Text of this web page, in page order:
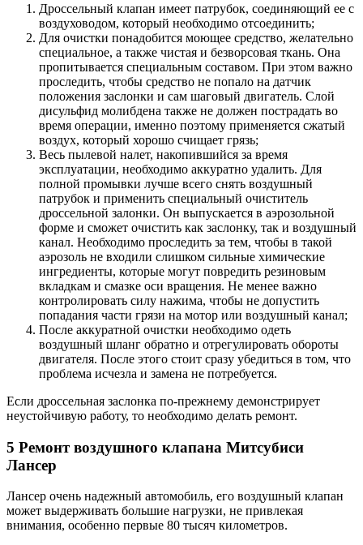
Дроссельный клапан имеет патрубок, соединяющий ее с
воздуховодом, который необходимо отсоединить;
Для очистки понадобится моющее средство, желательно
специальное, а также чистая и безворсовая ткань. Она
пропитывается специальным составом. При этом важно
проследить, чтобы средство не попало на датчик
положения заслонки и сам шаговый двигатель. Слой
дисульфид молибдена также не должен пострадать во
время операции, именно поэтому применяется сжатый
воздух, который хорошо счищает грязь;
Весь пылевой налет, накопившийся за время
эксплуатации, необходимо аккуратно удалить. Для
полной промывки лучше всего снять воздушный
патрубок и применить специальный очиститель
дроссельной залонки. Он выпускается в аэрозольной
форме и сможет очистить как заслонку, так и воздушный
канал. Необходимо проследить за тем, чтобы в такой
аэрозоль не входили слишком сильные химические
ингредиенты, которые могут повредить резиновым
вкладкам и смазке оси вращения. Не менее важно
контролировать силу нажима, чтобы не допустить
попадания части грязи на мотор или воздушный канал;
После аккуратной очистки необходимо одеть
воздушный шланг обратно и отрегулировать обороты
двигателя. После этого стоит сразу убедиться в том, что
проблема исчезла и замена не потребуется.
Если дроссельная заслонка по-прежнему демонстрирует
неустойчивую работу, то необходимо делать ремонт.
5 Ремонт воздушного клапана Митсубиси
Лансер
Лансер очень надежный автомобиль, его воздушный клапан
может выдерживать большие нагрузки, не привлекая
внимания, особенно первые 80 тысяч километров.